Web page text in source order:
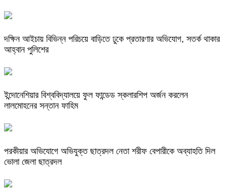
দক্ষিন আইচায় ‎বিভিন্ন পরিচয়ে বাড়িতে ঢুকে প্রতারণার অভিযোগ, সতর্ক থাকার
আহ্বান পুলিশের
ইন্দোনেশিয়ার বিশ্ববিদ্যালয়ে ফুল ফান্ডেড স্কলারশিপ অর্জন করলেন
লালমোহনের সন্তান ফাহিম
পরকীয়ার অভিযোগে অভিযুক্ত ছাত্রদল নেতা শরীফ বেপারীকে অব্যাহতি দিল
ভোলা জেলা ছাত্রদল